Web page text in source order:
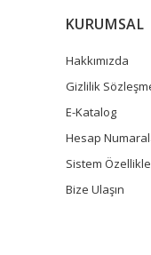
KURUMSAL
Hakkımızda
Gizlilik
E-Katalog
Hesap
Sistem
Bize Ulaşın